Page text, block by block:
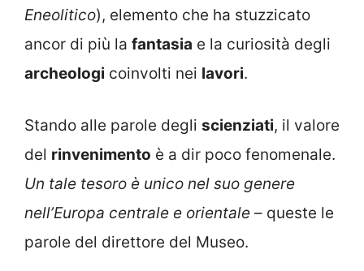
Eneolitico), elemento che ha stuzzicato
ancor di più la fantasia e la curiosità degli
archeologi coinvolti nei lavori.
Stando alle parole degli scienziati, il valore
del rinvenimento è a dir poco fenomenale.
Un tale tesoro è unico nel suo genere
nell’Europa centrale e orientale – queste le
parole del direttore del Museo.